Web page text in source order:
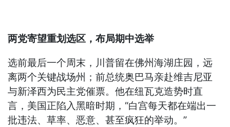
两党寄望重划选区，布局期中选举
选前最后一个周末，川普留在佛州海湖庄园，远
离两个关键战场州；前总统奥巴马亲赴维吉尼亚
与新泽西为民主党催票。他在纽瓦克造势时直
言，美国正陷入黑暗时期，“白宫每天都在端出一
批违法、草率、恶意、甚至疯狂的举动。”